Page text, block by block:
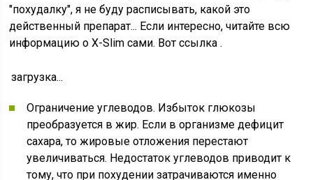
"похудалку", я не буду расписывать, какой это
действенный препарат... Если интересно, читайте всю
информацию о X-Slim сами. Вот ссылка .
загрузка...
Ограничение углеводов. Избыток глюкозы
преобразуется в жир. Если в организме дефицит
сахара, то жировые отложения перестают
увеличиваться. Недостаток углеводов приводит к
тому, что при похудении затрачиваются именно